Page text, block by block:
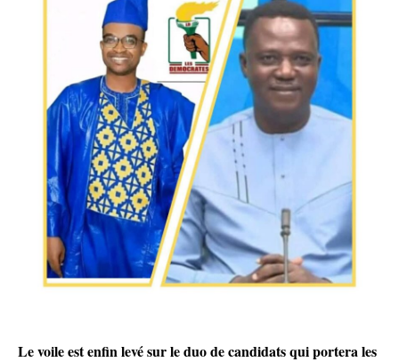
Le voile est enfin levé sur le duo de candidats qui portera les